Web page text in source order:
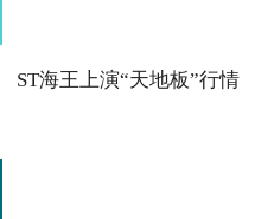
ST海王上演“天地板”行情